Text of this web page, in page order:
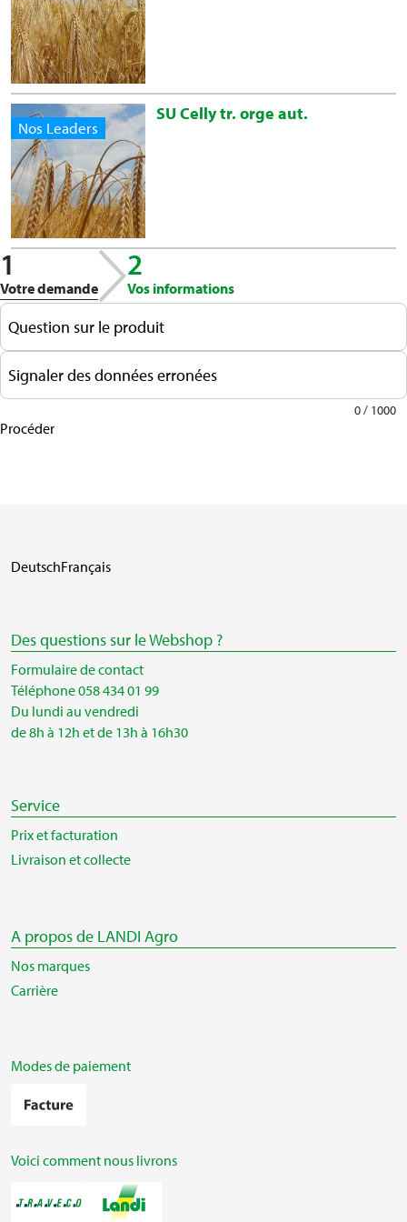
helmintosporiose
grillures
rouille naine
+ moyen à bon
Nos Leaders
SU Celly tr. orge aut.
1
Votre demande
2
Vos informations
Question sur le produit
Signaler des données erronées
0 / 1000
Procéder
DeutschFrançais
Des questions sur le Webshop ?
Formulaire de contact
Téléphone 058 434 01 99
Du lundi au vendredi
de 8h à 12h et de 13h à 16h30
Service
Prix et facturation
Livraison et collecte
A propos de LANDI Agro
Nos marques
Carrière
Modes de paiement
Voici comment nous livrons